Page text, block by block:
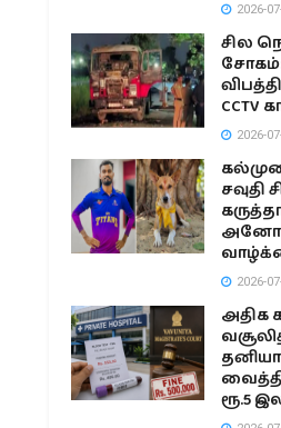
2026-
சில
CCTV
2026-
2026-
அதிக
ரூ.5